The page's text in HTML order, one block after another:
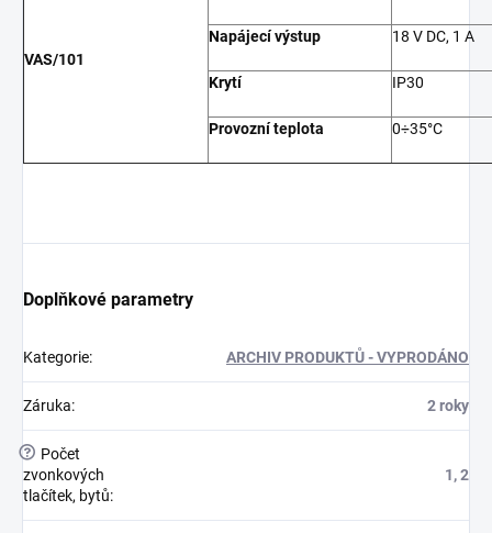
VAS/101
Napájecí výstup 18 V DC, 1 A
Krytí IP30
Provozní teplota 0÷35°C
Doplňkové parametry
Kategorie: ARCHIV PRODUKTŮ - VYPRODÁNO
Záruka: 2 roky
?
Počet
zvonkových
tlačítek, bytů:
1, 2